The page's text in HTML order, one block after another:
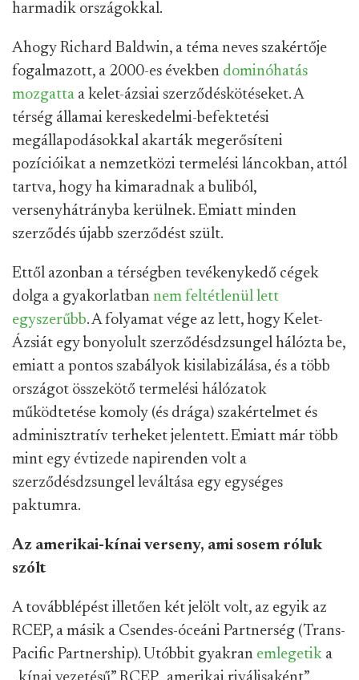
harmadik országokkal.
Ahogy Richard Baldwin, a téma neves szakértője
fogalmazott, a 2000-es években dominóhatás
mozgatta a kelet-ázsiai szerződéskötéseket. A
térség államai kereskedelmi-befektetési
megállapodásokkal akarták megerősíteni
pozícióikat a nemzetközi termelési láncokban, attól
tartva, hogy ha kimaradnak a buliból,
versenyhátrányba kerülnek. Emiatt minden
szerződés újabb szerződést szült.
Ettől azonban a térségben tevékenykedő cégek
dolga a gyakorlatban nem feltétlenül lett
egyszerűbb. A folyamat vége az lett, hogy Kelet-
Ázsiát egy bonyolult szerződésdzsungel hálózta be,
emiatt a pontos szabályok kisilabizálása, és a több
országot összekötő termelési hálózatok
működtetése komoly (és drága) szakértelmet és
adminisztratív terheket jelentett. Emiatt már több
mint egy évtizede napirenden volt a
szerződésdzsungel leváltása egy egységes
paktumra.
Az amerikai-kínai verseny, ami sosem róluk
szólt
A továbblépést illetően két jelölt volt, az egyik az
RCEP, a másik a Csendes-óceáni Partnerség (Trans-
Pacific Partnership). Utóbbit gyakran emlegetik a